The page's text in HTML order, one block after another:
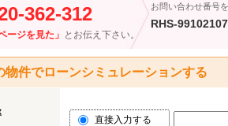
362-312
ージを見た」 とお伝え下さい。
お問い合わせ番号
RHS-
物件でローンシミュレーションする
直接入力する